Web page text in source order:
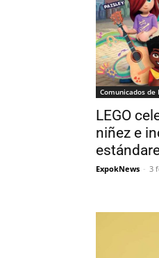
Comunicados de
LEGO
niñez e
ExpokNews - 3